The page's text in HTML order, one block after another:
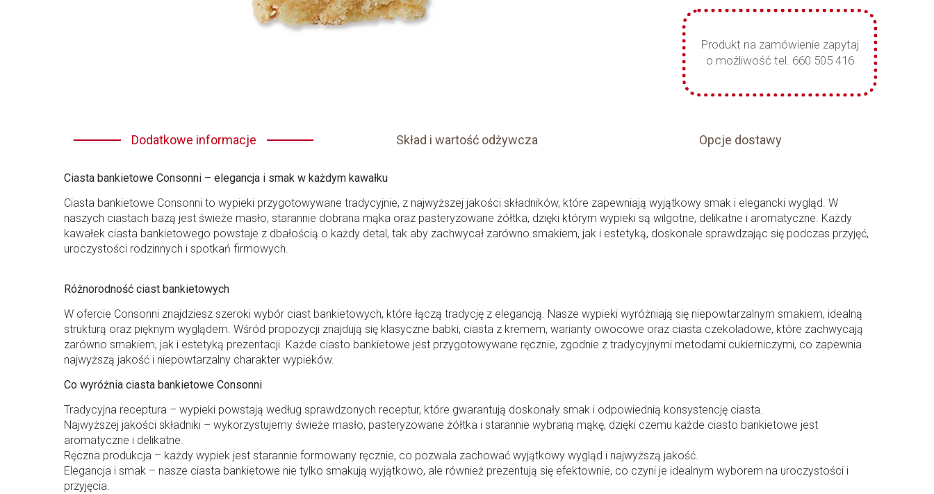
Produkt na zamówienie zapytaj
o możliwość tel. 660 505 416
Dodatkowe informacje Skład i wartość odżywcza Opcje dostawy
Ciasta bankietowe Consonni – elegancja i smak w każdym kawałku
Ciasta bankietowe Consonni to wypieki przygotowywane tradycyjnie, z najwyższej jakości składników, które zapewniają wyjątkowy smak i elegancki wygląd. W
naszych ciastach bazą jest świeże masło, starannie dobrana mąka oraz pasteryzowane żółtka, dzięki którym wypieki są wilgotne, delikatne i aromatyczne. Każdy
kawałek ciasta bankietowego powstaje z dbałością o każdy detal, tak aby zachwycał zarówno smakiem, jak i estetyką, doskonale sprawdzając się podczas przyjęć,
uroczystości rodzinnych i spotkań firmowych.
Różnorodność ciast bankietowych
W ofercie Consonni znajdziesz szeroki wybór ciast bankietowych, które łączą tradycję z elegancją. Nasze wypieki wyróżniają się niepowtarzalnym smakiem, idealną
strukturą oraz pięknym wyglądem. Wśród propozycji znajdują się klasyczne babki, ciasta z kremem, warianty owocowe oraz ciasta czekoladowe, które zachwycają
zarówno smakiem, jak i estetyką prezentacji. Każde ciasto bankietowe jest przygotowywane ręcznie, zgodnie z tradycyjnymi metodami cukierniczymi, co zapewnia
najwyższą jakość i niepowtarzalny charakter wypieków.
Co wyróżnia ciasta bankietowe Consonni
Tradycyjna receptura – wypieki powstają według sprawdzonych receptur, które gwarantują doskonały smak i odpowiednią konsystencję ciasta.
Najwyższej jakości składniki – wykorzystujemy świeże masło, pasteryzowane żółtka i starannie wybraną mąkę, dzięki czemu każde ciasto bankietowe jest
aromatyczne i delikatne.
Ręczna produkcja – każdy wypiek jest starannie formowany ręcznie, co pozwala zachować wyjątkowy wygląd i najwyższą jakość.
Elegancja i smak – nasze ciasta bankietowe nie tylko smakują wyjątkowo, ale również prezentują się efektownie, co czyni je idealnym wyborem na uroczystości i
przyjęcia.